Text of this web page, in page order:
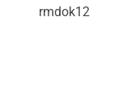
rmdok12